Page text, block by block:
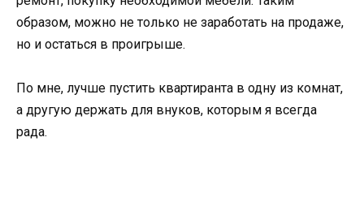
образом, можно не только не заработать на продаже,
но и остаться в проигрыше.
По мне, лучше пустить квартиранта в одну из комнат,
а другую держать для внуков, которым я всегда
рада.